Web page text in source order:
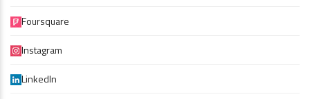
Foursquare
Instagram
LinkedIn